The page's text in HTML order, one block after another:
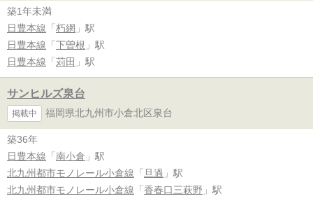
築1年未満
日豊本線 「 朽網 」駅
日豊本線 「 下曽根 」駅
日豊本線 「 苅田 」駅
サンヒルズ泉台
掲載中 福岡県北九州市小倉北区泉台
築36年
日豊本線 「 南小倉 」駅
北九州都市モノレール小倉線 「 旦過 」駅
北九州都市モノレール小倉線 「 香春口三萩野 」駅